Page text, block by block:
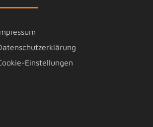
Einstellungen